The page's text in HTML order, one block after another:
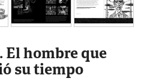
El hombre que
su tiempo